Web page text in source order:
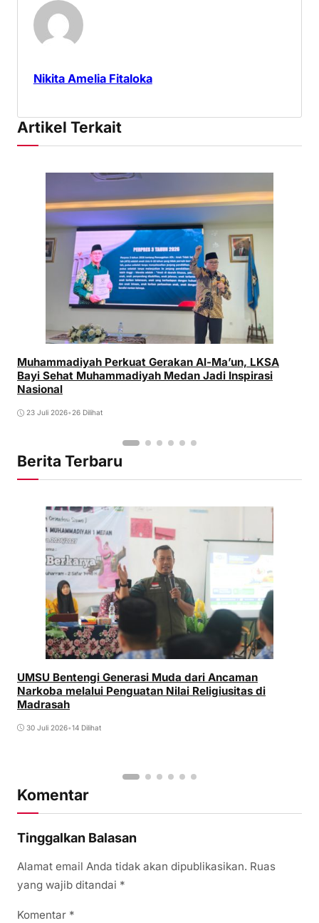
Nikita Amelia Fitaloka
Artikel Terkait
Muhammadiyah Perkuat Gerakan Al-Ma’un, LKSA
Bayi Sehat Muhammadiyah Medan Jadi Inspirasi
Nasional
23 Juli 2026• 26 Dilihat
Berita Terbaru
UMSU Bentengi Generasi Muda dari Ancaman
Narkoba melalui Penguatan Nilai Religiusitas di
Madrasah
30 Juli 2026•14 Dilihat
Komentar
Tinggalkan Balasan
Alamat email Anda tidak akan dipublikasikan. Ruas
yang wajib ditandai *
Komentar *